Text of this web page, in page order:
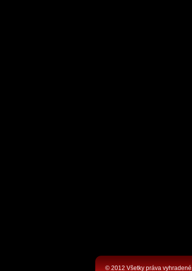
© 2012 Všetky práva vyhradené.